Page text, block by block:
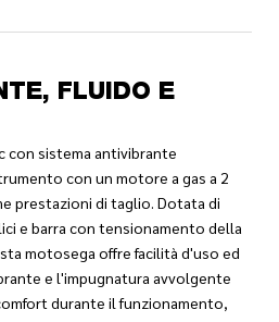
FLUIDO E
con sistema antivibrante
con un motore a gas a 2
prestazioni di taglio. Dotata di
e barra con tensionamento della
motosega offre facilità d'uso ed
e l'impugnatura avvolgente
durante il funzionamento,